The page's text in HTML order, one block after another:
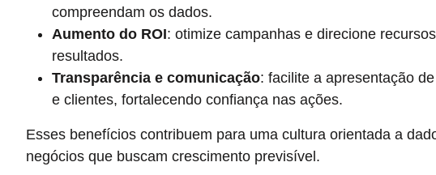
compreendam os dados.
Aumento do ROI: otimize campanhas e direcione
resultados.
Transparência e comunicação: facilite a apresentação
e clientes, fortalecendo confiança nas ações.
Esses benefícios contribuem para uma cultura orientada a
negócios que buscam crescimento previsível.